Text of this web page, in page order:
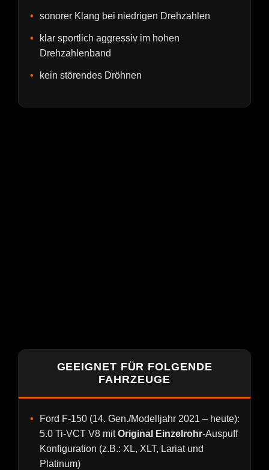
sonorer Klang bei niedrigen Drehzahlen
klar sportlich aggressiv im hohen
Drehzahlenband
kein störendes Dröhnen
GEEIGNET FÜR FOLGENDE
FAHRZEUGE
Ford F-150 (14. Gen./Modelljahr 2021 – heute):
5.0 Ti-VCT V8 mitOriginal Einzelrohr-Auspuff
Konfiguration (z.B.: XL, XLT, Lariat und
Platinum)